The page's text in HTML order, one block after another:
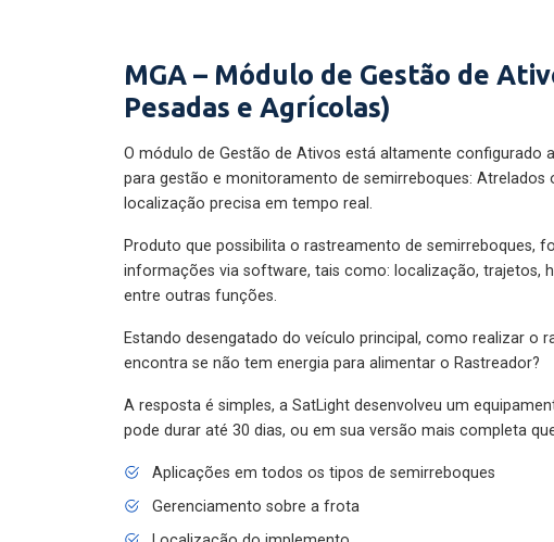
MGA – Módulo de Gestão de
Pesadas e Agrícolas)
O módulo de Gestão de Ativos está altamente configurado
para gestão e monitoramento de semirreboques: Atrelados
localização precisa em tempo real.
Produto que possibilita o rastreamento de semirreboques,
informações via software, tais como: localização, trajetos,
entre outras funções.
Estando desengatado do veículo principal, como realizar o
encontra se não tem energia para alimentar o Rastreador?
A resposta é simples, a SatLight desenvolveu um
pode durar até 30 dias, ou em sua versão mais completa
Aplicações em todos os tipos de semirreboques
Gerenciamento sobre a frota
Localização do implemento